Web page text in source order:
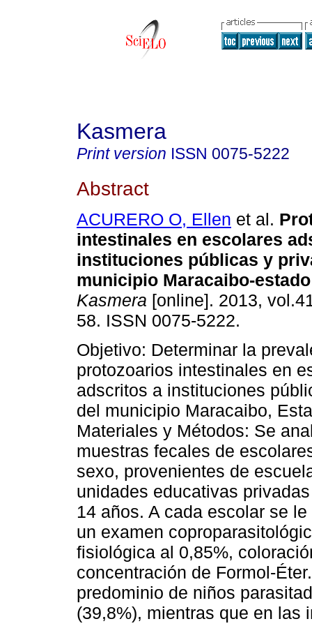
Kasmera
Print version ISSN 0075-5222
Abstract
ACURERO O, Ellen et al.
intestinales en escolares
instituciones públicas y
municipio Maracaibo-
Kasmera [online]. 2013,
58. ISSN 0075-5222.
Objetivo: Determinar la
protozoarios intestinales en
adscritos a instituciones
del municipio Maracaibo,
Materiales y Métodos: Se
muestras fecales de
sexo, provenientes de
unidades educativas
14 años. A cada escolar se
un examen
fisiológica al 0,85%,
concentración de Formol-
predominio de niños
(39,8%), mientras que en las